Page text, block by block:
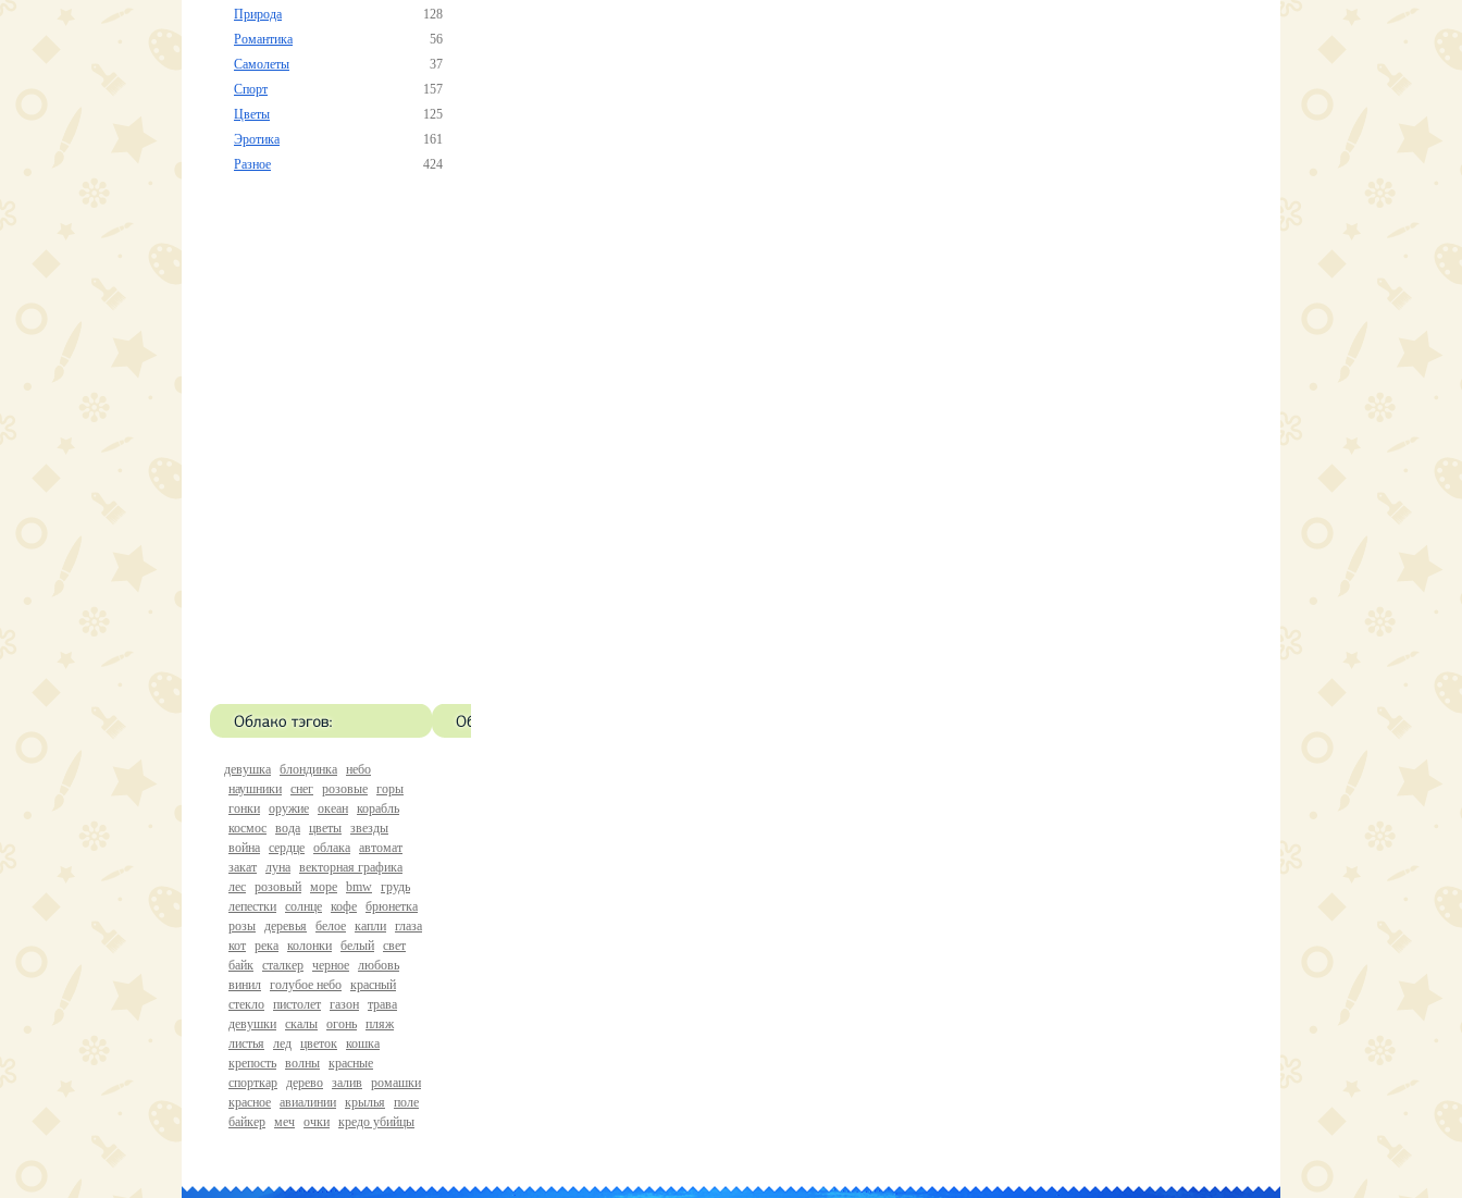
Природа
128
Романтика
56
Самолеты
37
Спорт
157
Цветы
125
Эротика
161
Разное
424
девушка блондинка небо
наушники снег розовые горы
гонки оружие океан корабль
космос вода цветы звезды
война сердце облака автомат
закат луна векторная графика
лес розовый море bmw грудь
лепестки солнце кофе брюнетка
розы деревья белое капли глаза
кот река колонки белый свет
байк сталкер черное любовь
винил голубое небо красный
стекло пистолет газон трава
девушки скалы огонь пляж
листья
лед цветок кошка
крепость волны красные
спорткар дерево залив ромашки
красное авиалинии крылья
поле
байкер меч очки кредо убийцы